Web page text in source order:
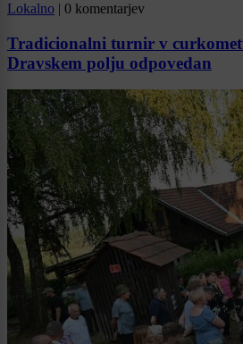
Lokalno | 0 komentarjev
Tradicionalni turnir v
Dravskem polju odpovedan